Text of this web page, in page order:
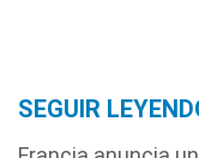
SEGUIR